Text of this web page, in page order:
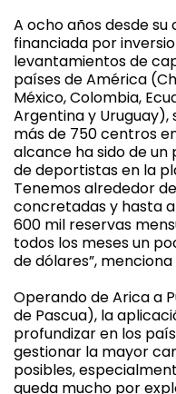
A ocho años desde
financiada por
levantamientos de
países de América
México, Colombia,
Argentina y
más de 750 centros
alcance ha sido de un
de deportistas en la
Tenemos alrededor
concretadas y hasta
600 mil reservas
todos los meses un
de dólares”, menciona
Operando de Arica a
de Pascua), la
profundizar en los
gestionar la mayor
posibles,
queda mucho por